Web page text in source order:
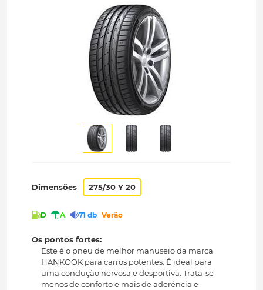
Dimensões 275/30 Y 20
D A 71 db Verão
Os pontos fortes:
Este é o pneu de melhor manuseio da marca
HANKOOK para carros potentes. É ideal para
uma condução nervosa e desportiva. Trata-se
menos de conforto e mais de aderência e